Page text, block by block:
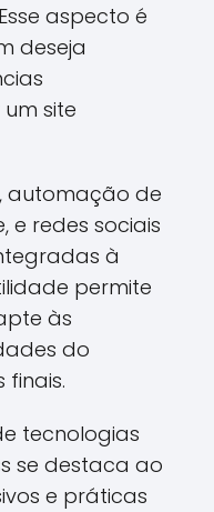
aspecto é
deseja
site
automação de
e redes sociais
à
permite
às
do
finais.
tecnologias
se destaca ao
e práticas